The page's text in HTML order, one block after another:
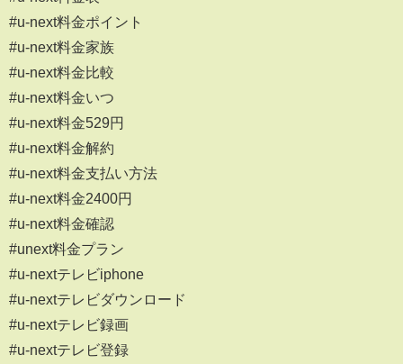
#u-next料金ポイント
#u-next料金家族
#u-next料金比較
#u-next料金いつ
#u-next料金529円
#u-next料金解約
#u-next料金支払い方法
#u-next料金2400円
#u-next料金確認
#unext料金プラン
#u-nextテレビiphone
#u-nextテレビダウンロード
#u-nextテレビ録画
#u-nextテレビ登録